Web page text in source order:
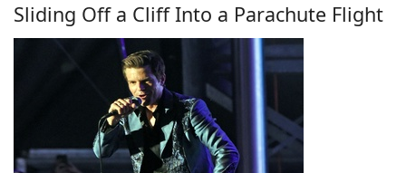
Sliding Off a Cliff Into a Parachute Flight